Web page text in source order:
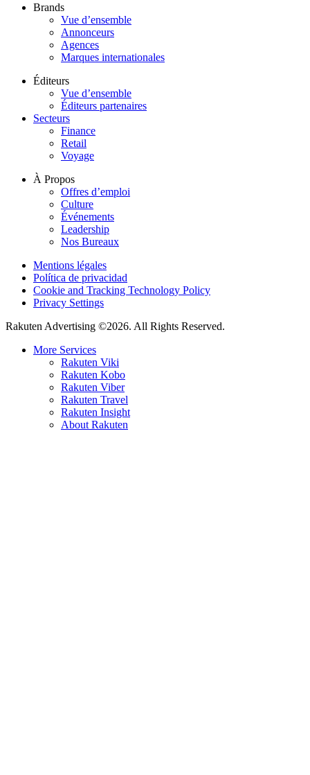
Brands
Vue d’ensemble
Annonceurs
Agences
Marques internationales
Éditeurs
Vue d’ensemble
Éditeurs partenaires
Secteurs
Finance
Retail
Voyage
À Propos
Offres d’emploi
Culture
Événements
Leadership
Nos Bureaux
Mentions légales
Política de privacidad
Cookie and Tracking Technology Policy
Privacy Settings
Rakuten Advertising ©2026. All Rights Reserved.
More Services
Rakuten Viki
Rakuten Kobo
Rakuten Viber
Rakuten Travel
Rakuten Insight
About Rakuten